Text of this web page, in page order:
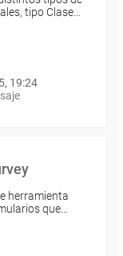
tipo Clase…
19:24
herramienta
que…